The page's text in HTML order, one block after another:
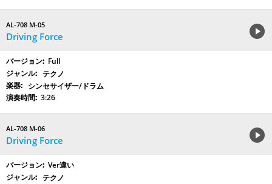
AL-708 M-05
Driving Force
Full
テクノ
シンセサイザー/ドラム
3:26
AL-708 M-06
Driving Force
Ver違い
テクノ